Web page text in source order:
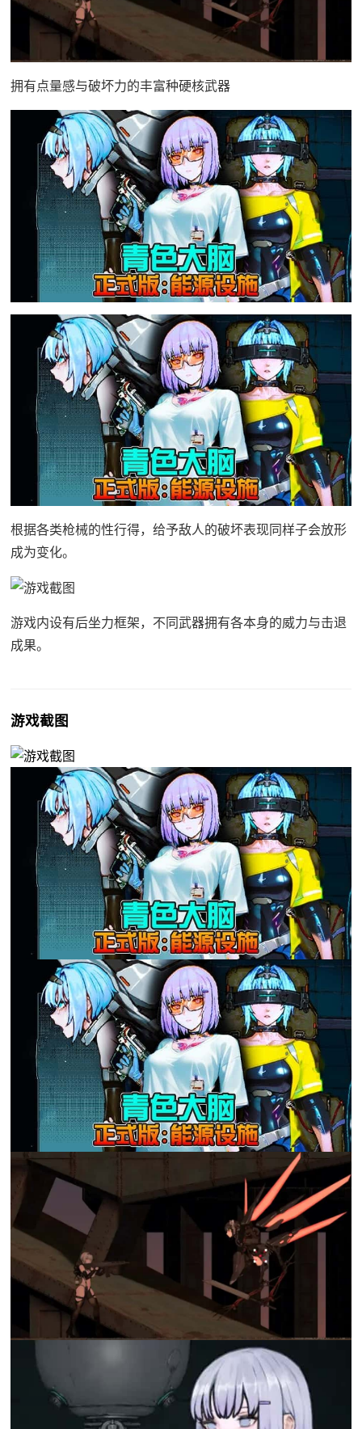
拥有点量感与破坏力的丰富种硬核武器
根据各类枪械的性行得，给予敌人的破坏表现同样子会放形
成为变化。
游戏内设有后坐力框架，不同武器拥有各本身的威力与击退
成果。
游戏截图